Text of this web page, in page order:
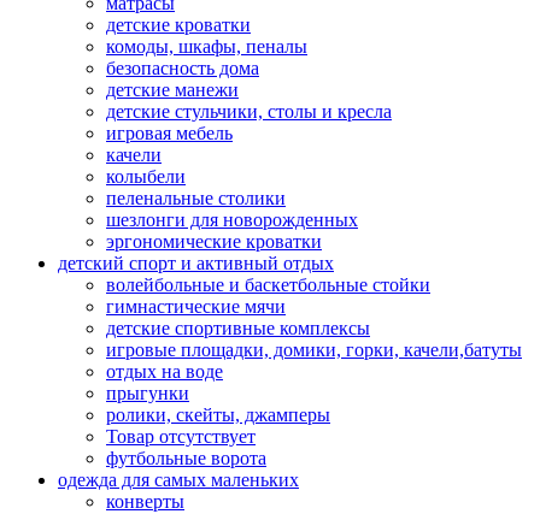
детские кроватки
комоды, шкафы, пеналы
безопасность дома
детские манежи
детские стульчики, столы и кресла
игровая мебель
качели
колыбели
пеленальные столики
шезлонги для новорожденных
эргономические кроватки
детский спорт и активный отдых
волейбольные и баскетбольные стойки
гимнастические мячи
детские спортивные комплексы
игровые площадки, домики, горки, качели,батуты
отдых на воде
прыгунки
ролики, скейты, джамперы
Товар отсутствует
футбольные ворота
одежда для самых маленьких
конверты